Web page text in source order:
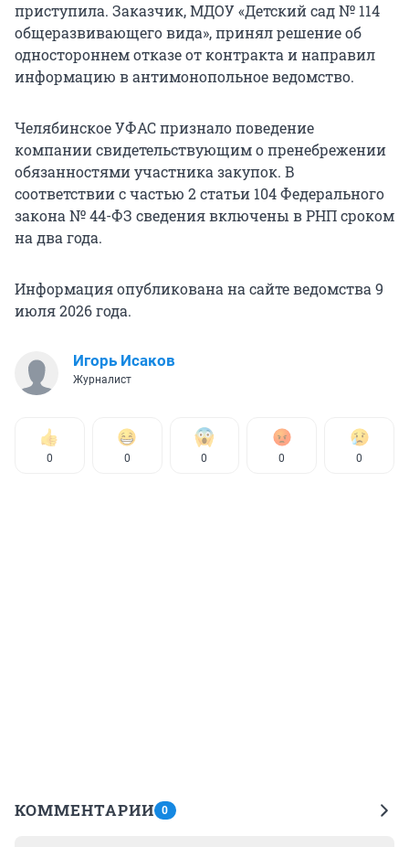
приступила. Заказчик, МДОУ «Детский сад № 114
общеразвивающего вида», принял решение об
одностороннем отказе от контракта и направил
информацию в антимонопольное ведомство.
Челябинское УФАС признало поведение
компании свидетельствующим о пренебрежении
обязанностями участника закупок. В
соответствии с частью 2 статьи 104 Федерального
закона № 44-ФЗ сведения включены в РНП сроком
на два года.
Информация опубликована на сайте ведомства 9
июля 2026 года.
Игорь Исаков
Журналист
0 0 0 0 0
КОММЕНТАРИИ 0